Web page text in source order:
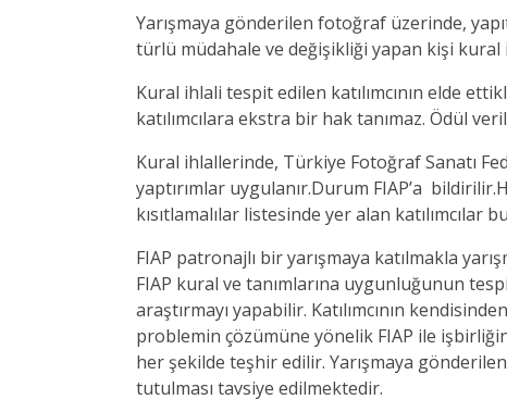
Yarışmaya gönderilen fotoğraf üzerinde,
türlü müdahale ve değişikliği yapan kişi kural
Kural ihlali tespit edilen katılımcının elde
katılımcılara ekstra bir hak tanımaz. Ödül
Kural ihlallerinde, Türkiye Fotoğraf Sanatı
yaptırımlar uygulanır.Durum FIAP’a
kısıtlamalılar listesinde yer alan katılımcılar
FIAP patronajlı bir yarışmaya katılmakla
FIAP kural ve tanımlarına uygunluğunun
araştırmayı yapabilir. Katılımcının
problemin çözümüne yönelik FIAP ile
her şekilde teşhir edilir. Yarışmaya
tutulması tavsiye edilmektedir.